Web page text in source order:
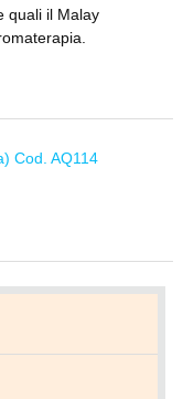
quali il Malay
Cod. AQ114